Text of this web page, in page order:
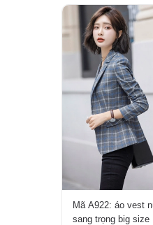
Mã A922: áo vest
sang trọng big size